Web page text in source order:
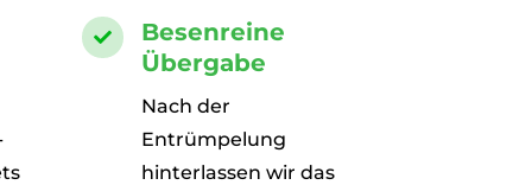

Besenreine
Übergabe
Nach der
Entrümpelung
hinterlassen wir das